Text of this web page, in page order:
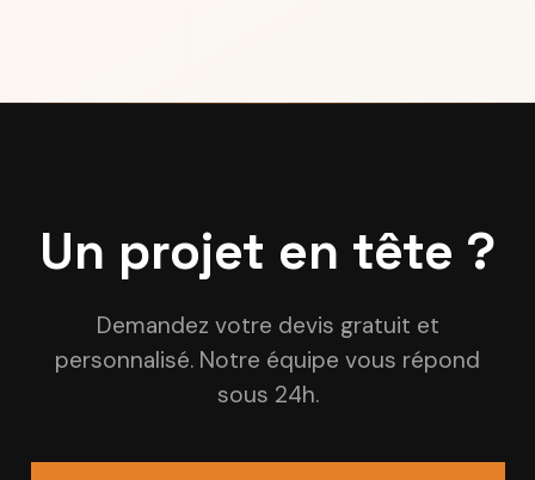
Un projet en tête ?
Demandez votre devis gratuit et
personnalisé. Notre équipe vous répond
sous 24h.